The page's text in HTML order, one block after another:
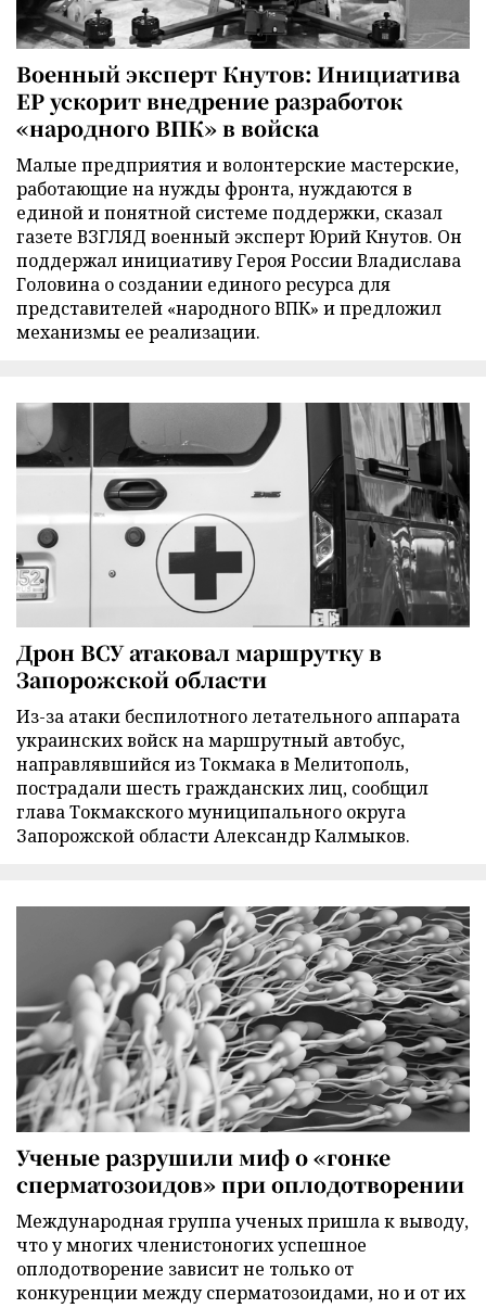
Военный эксперт Кнутов: Инициатива
ЕР ускорит внедрение разработок
«народного ВПК» в войска
Малые предприятия и волонтерские мастерские,
работающие на нужды фронта, нуждаются в
единой и понятной системе поддержки, сказал
газете ВЗГЛЯД военный эксперт Юрий Кнутов. Он
поддержал инициативу Героя России Владислава
Головина о создании единого ресурса для
представителей «народного ВПК» и предложил
механизмы ее реализации.
Дрон ВСУ атаковал маршрутку в
Запорожской области
Из-за атаки беспилотного летательного аппарата
украинских войск на маршрутный автобус,
направлявшийся из Токмака в Мелитополь,
пострадали шесть гражданских лиц, сообщил
глава Токмакского муниципального округа
Запорожской области Александр Калмыков.
Ученые разрушили миф о «гонке
сперматозоидов» при оплодотворении
Международная группа ученых пришла к выводу,
что у многих членистоногих успешное
оплодотворение зависит не только от
конкуренции между сперматозоидами, но и от их